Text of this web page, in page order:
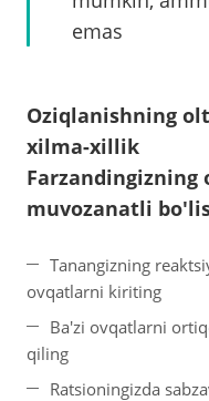
emas
Oziqlanishning
xilma-xillik
Farzandingizning
muvozanatli
Tanangizning
ovqatlarni kiriting
Ba'zi ovqatlarni
qiling
Ratsioningizda